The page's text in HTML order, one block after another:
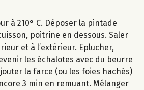
à 210° C. Déposer la pintade
poitrine en dessous. Saler
et à l’extérieur. Eplucher,
les échalotes avec du beurre
la farce (ou les foies hachés)
3 min en remuant. Mélanger